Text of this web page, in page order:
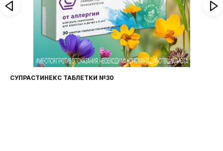
СУПРАСТИНЕКС ТАБЛЕТКИ №30